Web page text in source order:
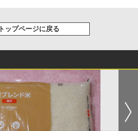
トップページに戻る